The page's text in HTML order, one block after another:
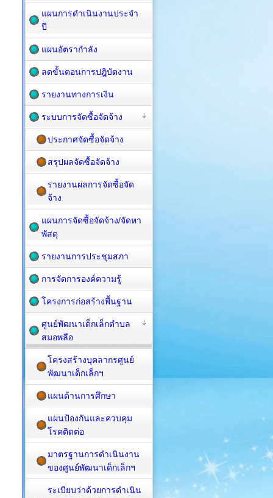
แผนการดำเนินงานประจำ
ปี
แผนอัตรากำลัง
ลดขั้นตอนการปฎิบัตงาน
รายงานทางการเงิน
ระบบการจัดซื้อจัดจ้าง
ประกาศจัดซื้อจัดจ้าง
สรุปผลจัดซื้อจัดจ้าง
รายงานผลการจัดซื้อจัด
จ้าง
แผนการจัดซื้อ​จัดจ้าง/จัดหา
พัสดุ
รายงานการประชุมสภา
การจัดการองค์ความรู้
โครงการก่อสร้างพื้นฐาน
ศูนย์พัฒนาเด็กเล็กตำบล
สมอพลือ
โครงสร้างบุคลากรศูนย์
พัฒนาเด็กเล็กฯ
แผนด้านการศึกษา
แผนป้องกันและควบคุม
โรคติดต่อ
มาตรฐานการดำเนินงาน
ของศูนย์พัฒนาเด็กเล็กฯ
ระเบียบว่าด้วยการดำเนิน